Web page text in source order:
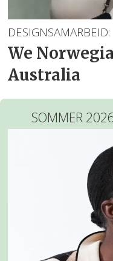
DESIGNSAMARBEID:
We
Australia
SOMMER